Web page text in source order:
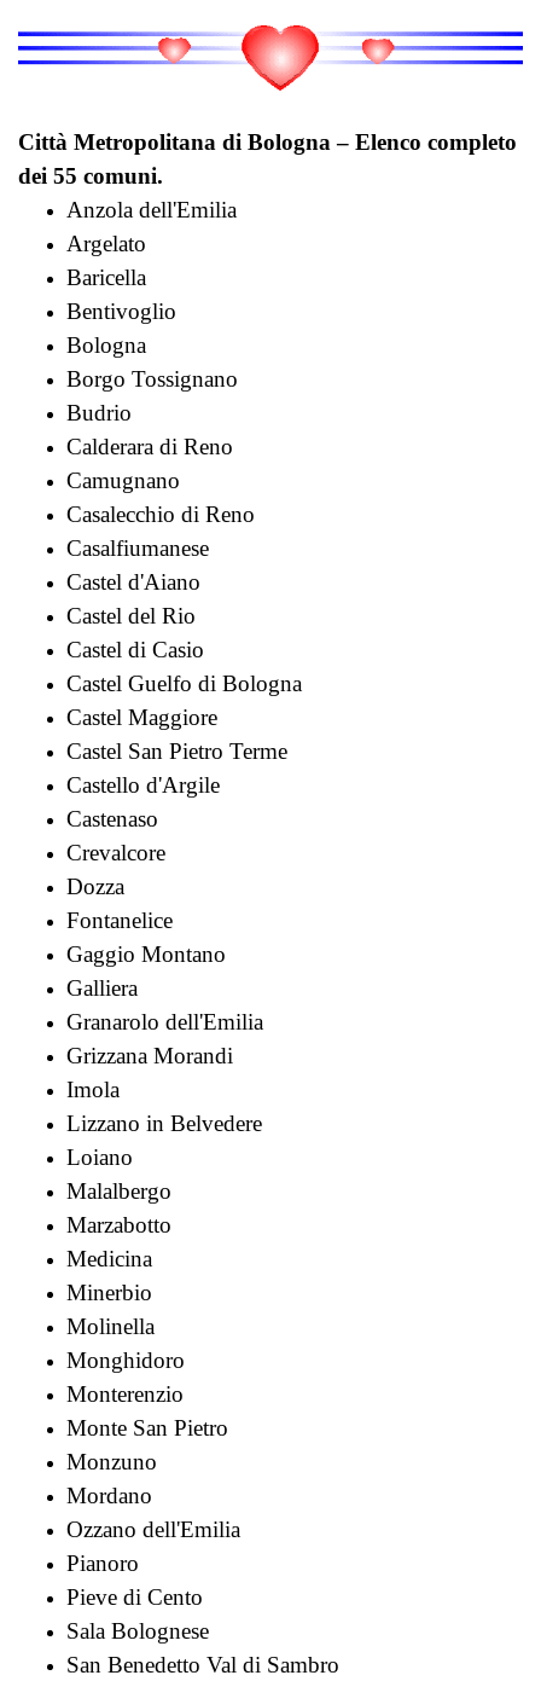
Città Metropolitana di Bologna – Elenco completo
dei 55 comuni.
Anzola dell'Emilia
Argelato
Baricella
Bentivoglio
Bologna
Borgo Tossignano
Budrio
Calderara di Reno
Camugnano
Casalecchio di Reno
Casalfiumanese
Castel d'Aiano
Castel del Rio
Castel di Casio
Castel Guelfo di Bologna
Castel Maggiore
Castel San Pietro Terme
Castello d'Argile
Castenaso
Crevalcore
Dozza
Fontanelice
Gaggio Montano
Galliera
Granarolo dell'Emilia
Grizzana Morandi
Imola
Lizzano in Belvedere
Loiano
Malalbergo
Marzabotto
Medicina
Minerbio
Molinella
Monghidoro
Monterenzio
Monte San Pietro
Monzuno
Mordano
Ozzano dell'Emilia
Pianoro
Pieve di Cento
Sala Bolognese
San Benedetto Val di Sambro